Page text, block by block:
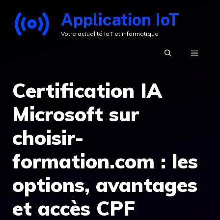
contenu
Application IoT
Votre actualité IoT et informatique
MENU
Certification IA
Microsoft sur
choisir-
formation.com : les
options, avantages
et accès CPF